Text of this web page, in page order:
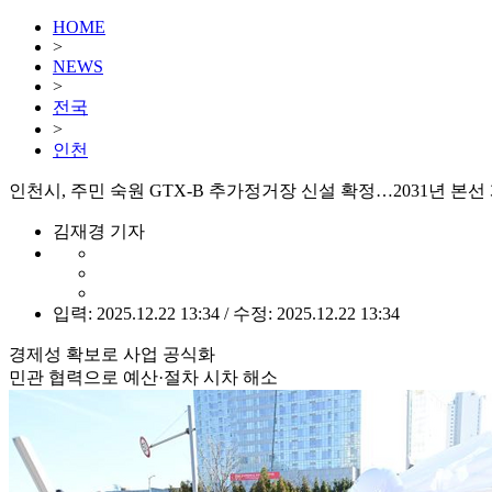
HOME
>
NEWS
>
전국
>
인천
인천시, 주민 숙원 GTX-B 추가정거장 신설 확정…2031년 본
김재경 기자
입력: 2025.12.22 13:34 / 수정: 2025.12.22 13:34
경제성 확보로 사업 공식화
민관 협력으로 예산·절차 시차 해소